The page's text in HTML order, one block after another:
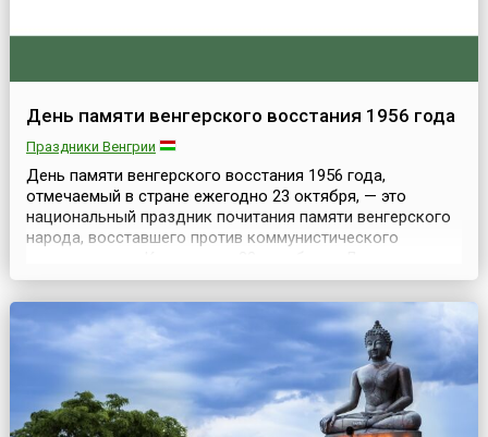
День памяти венгерского восстания 1956 года
Праздники Венгрии
День памяти венгерского восстания 1956 года,
отмечаемый в стране ежегодно 23 октября, — это
национальный праздник почитания памяти венгерского
народа, восставшего против коммунистического
провозглашения Венгерской республики (1989 год).В
1956 году в Венгерской народной республике начались
волнения населения, недовольного политическими
репрессиями и ...